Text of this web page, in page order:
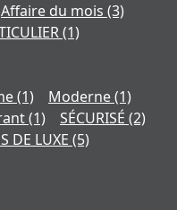
Affaire du mois (3)
(1)
(1) Moderne(1)
(1) SÉCURISÉ (2)
DE LUXE (5)